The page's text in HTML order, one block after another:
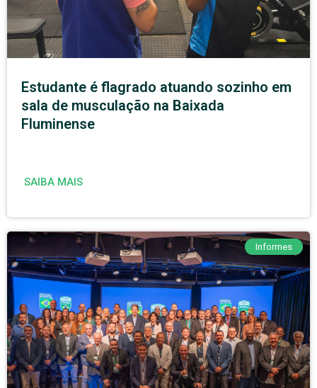
Estudante é flagrado atuando sozinho em
sala de musculação na Baixada
Fluminense
SAIBA MAIS
Informes